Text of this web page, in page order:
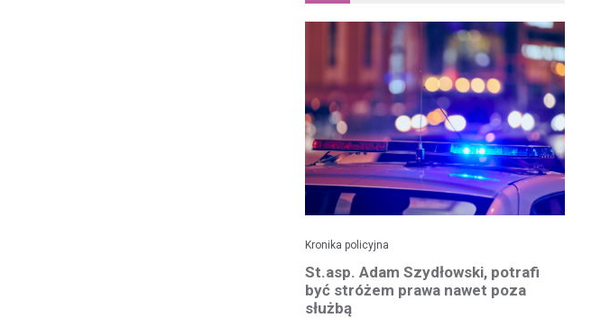
Kronika policyjna
St.asp. Adam Szydłowski, potrafi
być stróżem prawa nawet poza
służbą